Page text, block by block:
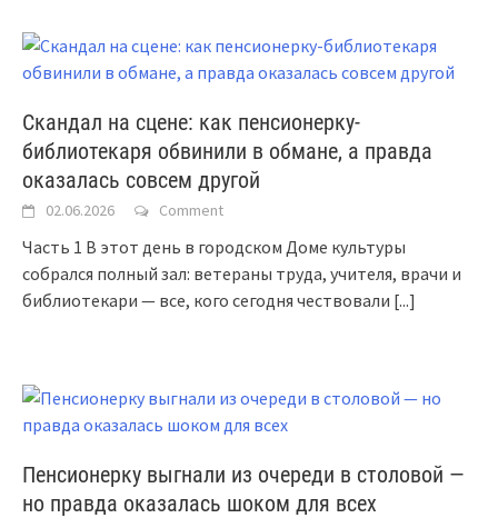
Скандал на сцене: как пенсионерку-
библиотекаря обвинили в обмане, а правда
оказалась совсем другой
02.06.2026 Comment
Часть 1 В этот день в городском Доме культуры
собрался полный зал: ветераны труда, учителя, врачи и
библиотекари — все, кого сегодня чествовали [...]
Пенсионерку выгнали из очереди в столовой —
но правда оказалась шоком для всех